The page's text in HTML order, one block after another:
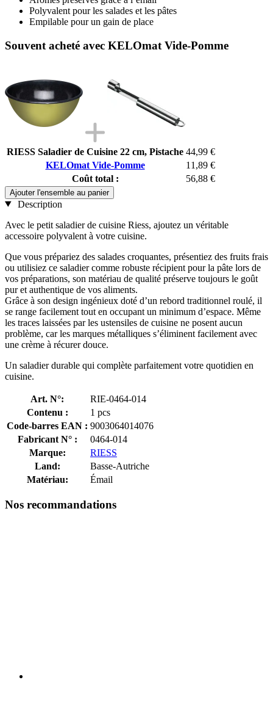
Polyvalent pour les salades et les pâtes
Empilable pour un gain de place
Souvent acheté avec KELOmat Vide-Pomme
RIESS Saladier de Cuisine 22 cm, Pistache 44,99 €
KELOmat Vide-Pomme
11,89 €
Coût total :
56,88 €
Ajouter l'ensemble au panier
Description
Avec le petit saladier de cuisine Riess, ajoutez un véritable
accessoire polyvalent à votre cuisine.
Que vous prépariez des salades croquantes, présentiez des fruits frais
ou utilisiez ce saladier comme robuste récipient pour la pâte lors de
vos préparations, son matériau de qualité préserve toujours le goût
pur et authentique de vos aliments.
Grâce à son design ingénieux doté d’un rebord traditionnel roulé, il
se range facilement tout en occupant un minimum d’espace. Même
les traces laissées par les ustensiles de cuisine ne posent aucun
problème, car les marques métalliques s’éliminent facilement avec
une crème à récurer douce.
Un saladier durable qui complète parfaitement votre quotidien en
cuisine.
Art. N°:
RIE-0464-014
Contenu :
1 pcs
Code-barres EAN : 9003064014076
Fabricant N° :
0464-014
Marque:
RIESS
Land:
Basse-Autriche
Matériau:
Émail
Nos recommandations